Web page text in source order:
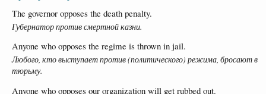
The governor opposes the death penalty.
Губернатор против смертной казни.
Anyone who opposes the regime is thrown in jail.
Любого, кто выступает против (политического) режима, бросают в
тюрьму.
Anyone who opposes our organization will get rubbed out.